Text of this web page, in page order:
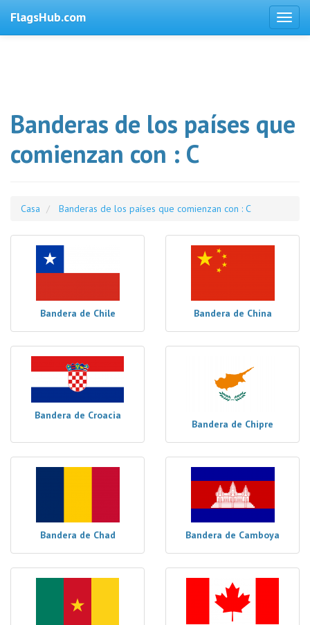
FlagsHub.com
Banderas de los países que
comienzan con : C
Casa Banderas de los países que comienzan con : C
Bandera de Chile Bandera de China
Bandera de Croacia
Bandera de Chipre
Bandera de Chad Bandera de Camboya